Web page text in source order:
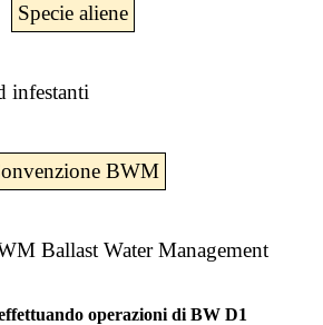
Specie aliene
infestanti
BWM
Ballast Water Management
operazioni di BW D1